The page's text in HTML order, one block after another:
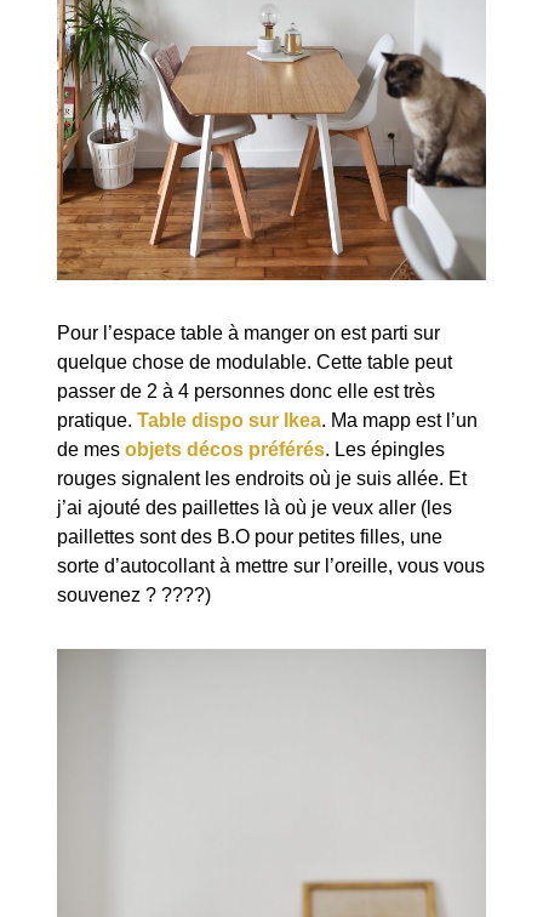
Pour l’espace table à manger on est parti sur
quelque chose de modulable. Cette table peut
passer de 2 à 4 personnes donc elle est très
pratique.Table dispo sur Ikea. Ma mapp est l’un
de mesobjets décos préférés. Les épingles
rouges signalent les endroits où je suis allée. Et
j’ai ajouté des paillettes là où je veux aller (les
paillettes sont des B.O pour petites filles, une
sorte d’autocollant à mettre sur l’oreille, vous vous
souvenez ? ????)